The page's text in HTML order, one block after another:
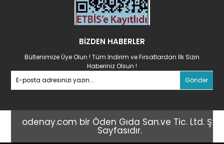
BİZDEN HABERLER
Bültenimize Üye Olun ! Tüm İndirim ve Fırsatlardan İlk Sizin
Haberiniz Olsun !
Gönder
odenay.com bir Öden Gıda San.ve Tic. Ltd. Şti
Sayfasıdır.